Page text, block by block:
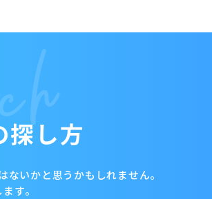
探し方
いかと思うかもしれません。
す。